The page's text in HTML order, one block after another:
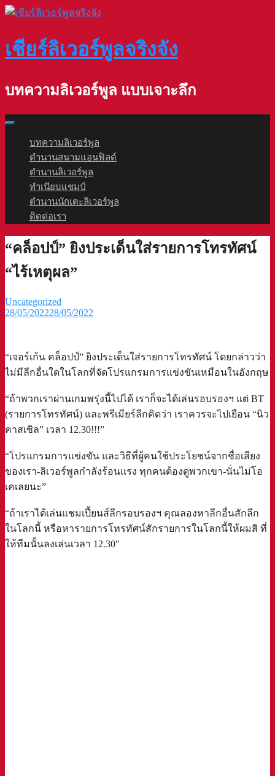
Skip
เชียร์ลิเวอร์พูลจริงจัง
บทความลิเวอร์พูล แบบเจาะลึก
บทความลิเวอร์พูล
ตำนานสนามแอนฟิลด์
ตำนานลิเวอร์พูล
ทำเนียบแชมป์
ตำนานนักเตะลิเวอร์พูล
ติดต่อเรา
“คล็อปป์” ยิงประเด็นใส่รายการโทรทัศน์
“ไร้เหตุผล”
Uncategorized
28/05/202228/05/2022
“เจอร์เก้น คล็อปป์” ยิงประเด็นใส่รายการโทรทัศน์ โดยกล่าวว่า
ไม่มีลีกอื่นใดในโลกที่จัดโปรแกรมการแข่งขันเหมือนในอังกฤษ⁣⁣
“ถ้าพวกเราผ่านเกมพรุ่งนี้ไปได้ เราก็จะได้เล่นรอบรองฯ แต่ BT
(รายการโทรทัศน์) และพรีเมียร์ลีกคิดว่า เราควรจะไปเยือน “นิว
คาสเซิล” เวลา 12.30!!!”⁣⁣
“โปรแกรมการแข่งขัน และวิธีที่ผู้คนใช้ประโยชน์จากชื่อเสียง
ของเรา-ลิเวอร์พูลกำลังร้อนแรง ทุกคนต้องดูพวกเขา-นั่นไม่โอ
เคเลยนะ”⁣⁣
“ถ้าเราได้เล่นแชมเปี้ยนส์ลีกรอบรองฯ คุณลองหาลีกอื่นสักลีก
ในโลกนี้ หรือหารายการโทรทัศน์สักรายการในโลกนี้ให้ผมสิ ที่
ให้ทีมนั้นลงเล่นเวลา 12.30″⁣⁣